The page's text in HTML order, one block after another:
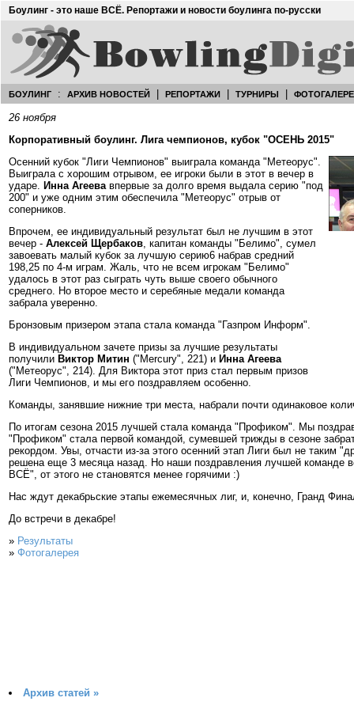
Боулинг - это наше ВСЁ. Репортажи и новости боулинга по-русски
БОУЛИНГ : АРХИВ НОВОСТЕЙ РЕПОРТАЖИ ТУРНИРЫ
26 ноября
Корпоративный боулинг. Лига чемпионов, кубок "ОСЕНЬ 2015"
Осенний кубок "Лиги Чемпионов" выиграла команда "Метеорус".
Выиграла с хорошим отрывом, ее игроки были в этот в вечер в
ударе. Инна Агеевавпервые за долго время выдала серию "под
200" и уже одним этим обеспечила "Метеорус" отрыв от
соперников.
Впрочем, ее индивидуальный результат был не лучшим в этот
вечер - Алексей Щербаков, капитан команды "Белимо", сумел
завоевать малый кубок за лучшую серию6 набрав средний
198,25 по 4-м играм. Жаль, что не всем игрокам "Белимо"
удалось в этот раз сыграть чуть выше своего обычного
среднего. Но второе место и серебяные медали команда
забрала уверенно.
Бронзовым призером этапа стала команда "Газпром Информ".
В индивидуальном зачете призы за лучшие результаты
получили Виктор Митин ("Mercury", 221) и Инна Агеева
("Метеорус", 214). Для Виктора этот приз стал первым призов
Лиги Чемпионов, и мы его поздравляем особенно.
Команды, занявшие нижние три места, набрали почти одинаковое
По итогам сезона 2015 лучшей стала команда "Профиком". Мы
"Профиком" стала первой командой, сумевшей трижды в сезоне
рекордом. Увы, отчасти из-за этого осенний этап Лиги был не таким
решена еще 3 месяца назад. Но наши поздравления лучшей команде
ВСЁ", от этого не становятся менее горячими :)
Нас ждут декабрьские этапы ежемесячных лиг, и, конечно, Гранд
До встречи в декабре!
» Результаты
» Фотогалерея
Архив статей »